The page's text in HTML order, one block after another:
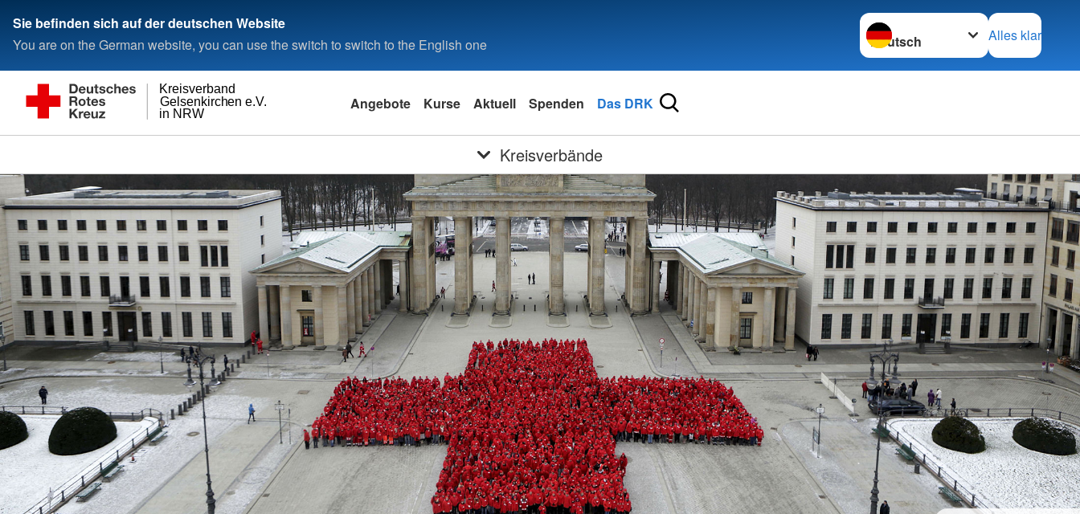
Sie befinden sich auf der deutschen Website
You are on the German website, you can use the switch to switch to the English one
Sprache wechseln zu
Alles klar
in NRW
Gelsenkirchen e.V.
Kreisverband
Angebote Kurse Aktuell Spenden Das DRK
Kreisverbände